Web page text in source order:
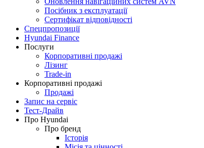
Посібник з експлуатації
Сертифікат відповідності
Спецпропозиції
Hyundai Finance
Послуги
Корпоративні продажі
Лізинг
Trade-in
Корпоративні продажі
Продажі
Запис на сервіс
Тест-Драйв
Про Hyundai
Про бренд
Історія